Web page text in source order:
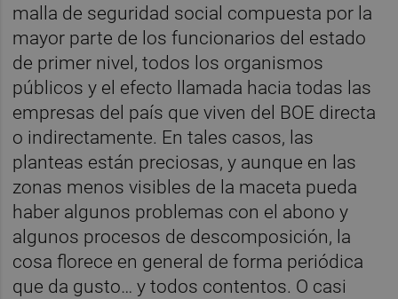
malla de seguridad social compuesta por la
mayor parte de los funcionarios del estado
de primer nivel, todos los organismos
públicos y el efecto llamada hacia todas las
empresas del país que viven del BOE directa
o indirectamente. En tales casos, las
planteas están preciosas, y aunque en las
zonas menos visibles de la maceta pueda
haber algunos problemas con el abono y
algunos procesos de descomposición, la
cosa florece en general de forma periódica
que da gusto… y todos contentos. O casi